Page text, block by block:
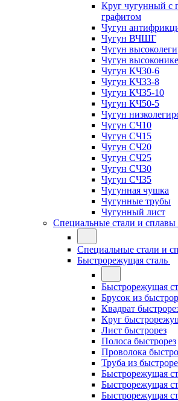
Круг чугунный с
графитом
Чугун
Чугун ВЧШГ
Чугун
Чугун
Чугун КЧ30-6
Чугун КЧ33-8
Чугун КЧ35-10
Чугун КЧ50-5
Чугун
Чугун СЧ10
Чугун СЧ15
Чугун СЧ20
Чугун СЧ25
Чугун СЧ30
Чугун СЧ35
Чугунная чушка
Чугунные трубы
Чугунный лист
Специальные стали и сплавы
Специальные стали и
Быстрорежущая сталь
Быстрорежущая
Брусок из
Квадрат
Круг
Лист быстрорез
Полоса быстрорез
Проволока
Труба из
Быстрорежущая
Быстрорежущая
Быстрорежущая